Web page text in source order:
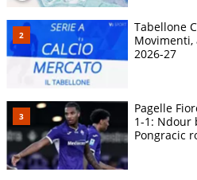
Tabellone
Movimenti,
2026-27
Pagelle
1-1: Ndour
Pongracic